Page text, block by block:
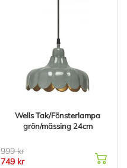
Wells Tak/Fönsterlampa
grön/mässing 24cm
999 kr
749 kr